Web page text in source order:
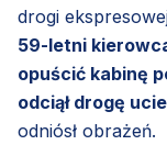
drogi
59-letni
opuścić kabinę
odciął drogę
odniósł obrażeń.